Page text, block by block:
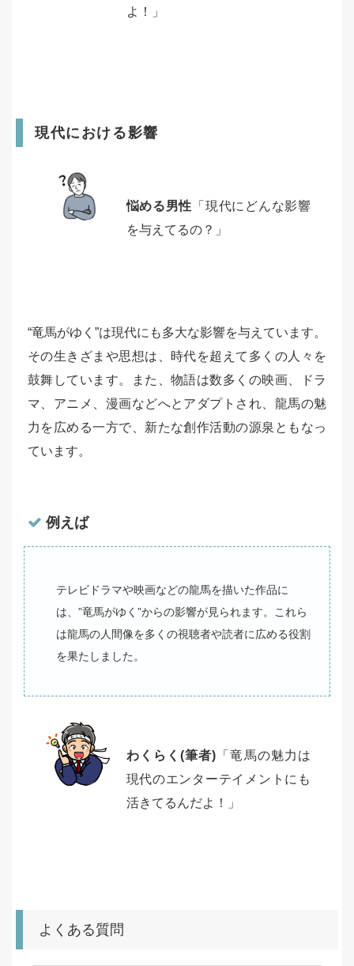
よ！」
現代における影響
悩める男性 「現代にどんな影響
を与えてるの？」
“竜馬がゆく”は現代にも多大な影響を与えています。
その生きざまや思想は、時代を超えて多くの人々を
鼓舞しています。また、物語は数多くの映画、ドラ
マ、アニメ、漫画などへとアダプトされ、龍馬の魅
力を広める一方で、新たな創作活動の源泉ともなっ
ています。
例えば
テレビドラマや映画などの龍馬を描いた作品に
は、”竜馬がゆく”からの影響が見られます。これら
は龍馬の人間像を多くの視聴者や読者に広める役割
を果たしました。
わくらく(筆者) 「竜馬の魅力は
現代のエンターテイメントにも
活きてるんだよ！」
よくある質問